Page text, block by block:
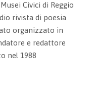
Civici di Reggio
rivista di poesia
organizzato in
e redattore
nel 1988